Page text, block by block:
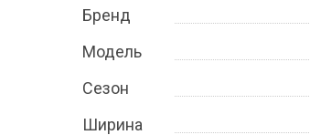
Бренд
Модель
Сезон
Ширина